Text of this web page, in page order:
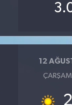
12